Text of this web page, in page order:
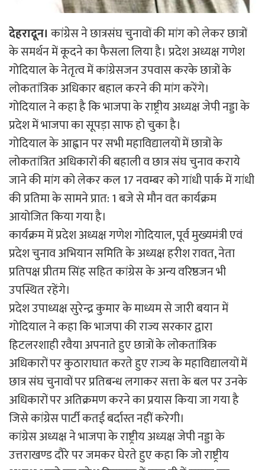
देहरादून। कांग्रेस ने छात्रसंघ चुनावों की मांग को लेकर छात्रों
के समर्थन में कूदने का फैसला लिया है। प्रदेश अध्यक्ष गणेश
गोदियाल के नेतृत्व में कांग्रेसजन उपवास करके छात्रों के
लोकतांत्रिक अधिकार बहाल करने की मांग करेंगे।
गोदियाल ने कहा है कि भाजपा के राष्ट्रीय अध्यक्ष जेपी नड्डा के
प्रदेश में भाजपा का सूपड़ा साफ हो चुका है।
गोदियाल के आह्वान पर सभी महाविद्यालयों में छात्रों के
लोकतांत्रित अधिकारों की बहाली व छात्र संघ चुनाव कराये
जाने की मांग को लेकर कल 17 नवम्बर को गांधी पार्क में गांधी
की प्रतिमा के सामने प्रात: 1 बजे से मौन वत कार्यक्रम
आयोजित किया गया है।
कार्यक्रम में प्रदेश अध्यक्ष गणेश गोदियाल, पूर्व मुख्यमंत्री एवं
प्रदेश चुनाव अभियान समिति के अध्यक्ष हरीश रावत, नेता
प्रतिपक्ष प्रीतम सिंह सहित कांग्रेस के अन्य वरिष्ठजन भी
उपस्थित रहेंगे।
प्रदेश उपाध्यक्ष सुरेन्द्र कुमार के माध्यम से जारी बयान में
गोदियाल ने कहा कि भाजपा की राज्य सरकार द्वारा
हिटलरशाही रवैया अपनाते हुए छात्रों के लोकतांत्रिक
अधिकारों पर कुठाराघात करते हुए राज्य के महाविद्यालयों में
छात्र संघ चुनावों पर प्रतिबन्ध लगाकर सत्ता के बल पर उनके
अधिकारों पर अतिक्रमण करने का प्रयास किया जा गया है
जिसे कांग्रेस पार्टी कतई बर्दास्त नहीं करेगी।
कांग्रेस अध्यक्ष ने भाजपा के राष्ट्रीय अध्यक्ष जेपी नड्डा के
उत्तराखण्ड दौरे पर जमकर घेरते हुए कहा कि जो राष्ट्रीय